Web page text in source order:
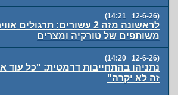
(12-6-26 14:21)
לראשונה מזה 2 עשורים: תרגולים
משותפים של טורקיה ומצרים
(12-6-26 14:20)
נתניהו בהתחייבות דרמטית: "כל עוד
זה לא יקרה"